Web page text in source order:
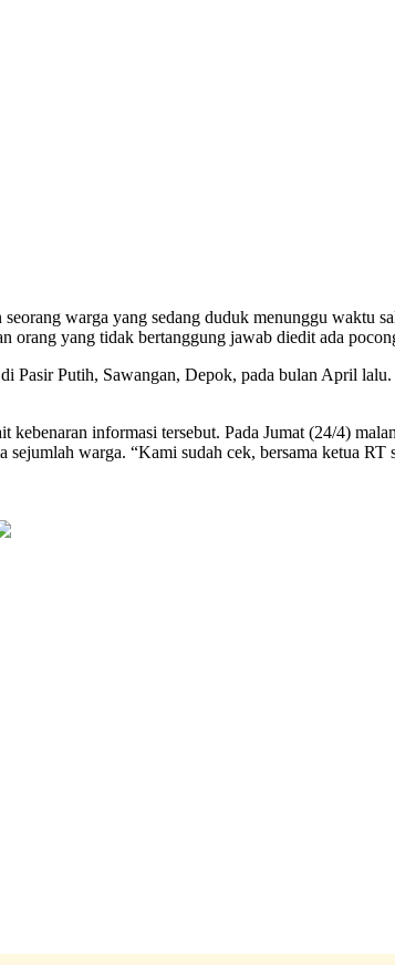
warga yang sedang duduk menunggu waktu
orang yang tidak bertanggung jawab diedit ada
Pasir Putih, Sawangan, Depok, pada bulan April
informasi tersebut. Pada Jumat (24/4)
warga. “Kami sudah cek, bersama ketua RT